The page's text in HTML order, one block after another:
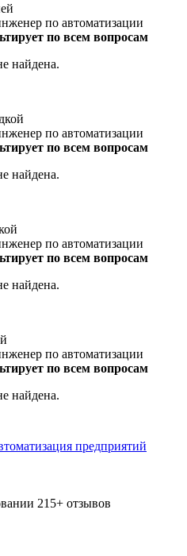
по автоматизации
по всем вопросам
найдена.
по автоматизации
по всем вопросам
найдена.
по автоматизации
по всем вопросам
найдена.
по автоматизации
по всем вопросам
найдена.
предприятий
215+ отзывов